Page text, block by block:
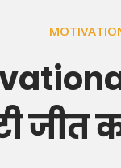
जीत